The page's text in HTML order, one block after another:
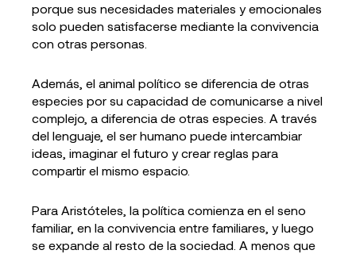
porque sus necesidades materiales y emocionales
solo pueden satisfacerse mediante la convivencia
con otras personas.
Además, el animal político se diferencia de otras
especies por su capacidad de comunicarse a nivel
complejo, a diferencia de otras especies. A través
del lenguaje, el ser humano puede intercambiar
ideas, imaginar el futuro y crear reglas para
compartir el mismo espacio.
Para Aristóteles, la política comienza en el seno
familiar, en la convivencia entre familiares, y luego
se expande al resto de la sociedad. A menos que